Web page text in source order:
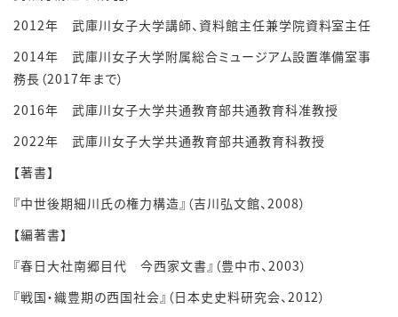
2012年 武庫川女子大学講師、資料館主任兼学院資料室主任
2014年 武庫川女子大学附属総合ミュージアム設置準備室事
務長（2017年まで）
2016年 武庫川女子大学共通教育部共通教育科准教授
2022年 武庫川女子大学共通教育部共通教育科教授
【著書】
『中世後期細川氏の権力構造』（吉川弘文館、 2008）
【編著書】
『春日大社南郷目代 今西家文書』（豊中市、 2003）
『戦国・織豊期の西国社会』（日本史史料研究会、 2012）